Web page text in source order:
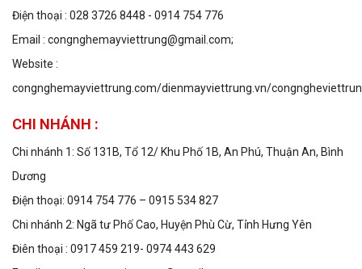
Điện thoại : 028 3726 8448 - 0914 754 776
Email : congnghemayviettrung@gmail.com;
Website :
congnghemayviettrung.com/dienmayviettrung.vn/
CHI NHÁNH :
Chi nhánh 1: Số 131B, Tổ 12/ Khu Phố 1B, An Phú, Thuận An, Bình
Dương
Điện thoại: 0914 754 776 – 0915 534 827
Chi nhánh 2: Ngã tư Phố Cao, Huyện Phù Cừ, Tỉnh Hưng Yên
Điên thoại : 0917 459 219- 0974 443 629